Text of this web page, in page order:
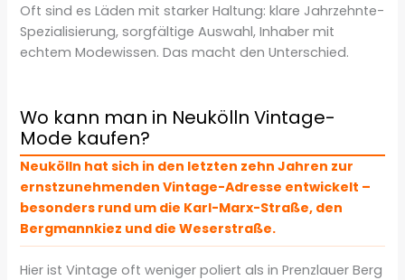
Oft sind es Läden mit starker Haltung: klare Jahrzehnte-
Spezialisierung, sorgfältige Auswahl, Inhaber mit
echtem Modewissen. Das macht den Unterschied.
Wo kann man in Neukölln Vintage-
Mode kaufen?
Neukölln hat sich in den letzten zehn Jahren zur
ernstzunehmenden Vintage-Adresse entwickelt –
besonders rund um die Karl-Marx-Straße, den
Bergmannkiez und die Weserstraße.
Hier ist Vintage oft weniger poliert als in Prenzlauer Berg